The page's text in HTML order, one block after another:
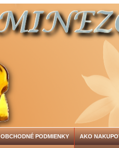
OBCHODNÉ PODMIENKY AKO